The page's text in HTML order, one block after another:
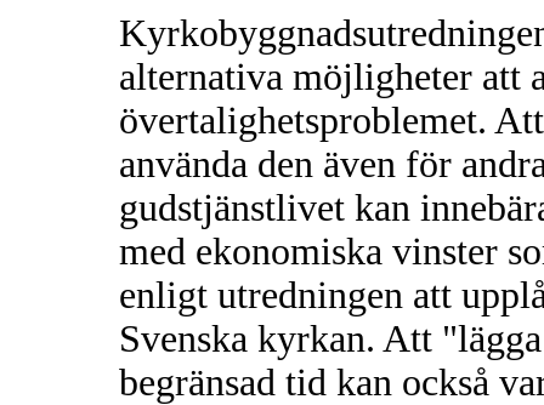
alternativa möjligheter att
övertalighetsproblemet.
använda den även för
gudstjänstlivet kan
med ekonomiska vinster
enligt utredningen att
Svenska kyrkan. Att
begränsad tid kan också